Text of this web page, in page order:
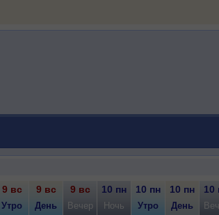
9 вс 9 вс 9 вс 10 пн 10 пн 10 пн 10
Утро День Вечер Ночь Утро День